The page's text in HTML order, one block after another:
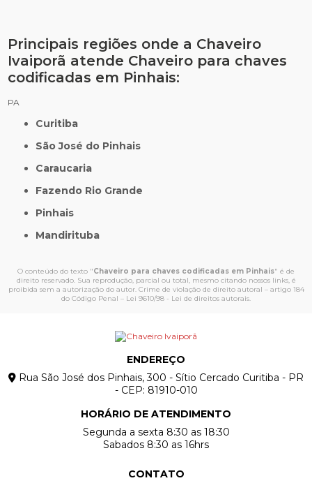
Principais regiões onde a Chaveiro
Ivaiporã atende Chaveiro para chaves
codificadas em Pinhais:
PA
Curitiba
São José do Pinhais
Caraucaria
Fazendo Rio Grande
Pinhais
Mandirituba
O conteúdo do texto "Chaveiro para chaves codificadas em Pinhais" é de
direito reservado. Sua reprodução, parcial ou total, mesmo citando nossos links, é
proibida sem a autorização do autor. Crime de violação de direito autoral – artigo 184
do Código Penal – Lei 9610/98 - Lei de direitos autorais.
ENDEREÇO
Rua São José dos Pinhais, 300 - Sítio Cercado Curitiba - PR
- CEP: 81910-010
HORÁRIO DE ATENDIMENTO
Segunda a sexta 8:30 as 18:30
Sabados 8:30 as 16hrs
CONTATO